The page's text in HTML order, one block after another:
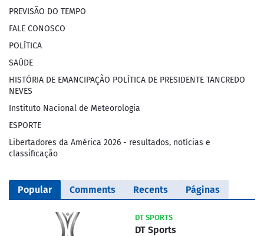
PREVISÃO DO TEMPO
FALE CONOSCO
POLÍTICA
SAÚDE
HISTÓRIA DE EMANCIPAÇÃO POLÍTICA DE PRESIDENTE TANCREDO
NEVES
Instituto Nacional de Meteorologia
ESPORTE
Libertadores da América 2026 - resultados, notícias e
classificação
Popular Comments Recents Páginas
DT SPORTS
DT Sports